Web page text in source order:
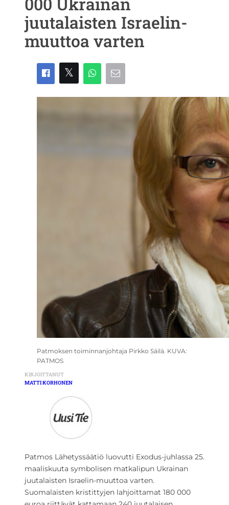
juutalaisten Israelin-
muuttoa varten
Patmoksen toiminnanjohtaja Pirkko Säilä. KUVA:
PATMOS
KIRJOITTANUT
MATTI KORHONEN
Patmos Lähetyssäätiö luovutti Exodus-juhlassa 25.
maaliskuuta symbolisen matkalipun Ukrainan
juutalaisten Israelin-muuttoa varten.
Suomalaisten kristittyjen lahjoittamat 180 000